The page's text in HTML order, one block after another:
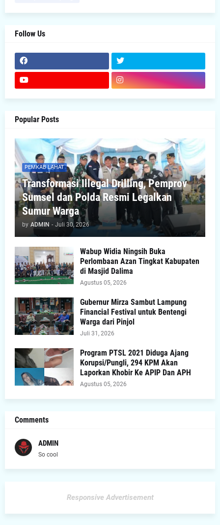
Follow Us
Popular Posts
PEMKAB LAHAT
Transformasi Illegal Drilling, Pemprov
Sumsel dan Polda Resmi Legalkan
Sumur Warga
by ADMIN - Juli 30, 2026
Wabup Widia Ningsih Buka
Perlombaan Azan Tingkat Kabupaten
di Masjid Dalima
Agustus 05, 2026
Gubernur Mirza Sambut Lampung
Financial Festival untuk Bentengi
Warga dari Pinjol
Juli 31, 2026
Program PTSL 2021 Diduga Ajang
Korupsi/Pungli, 294 KPM Akan
Laporkan Khobir Ke APIP Dan APH
Agustus 05, 2026
Comments
ADMIN
So cool
Responsive Advertisement